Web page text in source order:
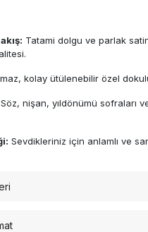
Tatami dolgu ve parlak
kolay ütülenebilir özel
Söz, nişan, yıldönümü sofraları
Sevdikleriniz için anlamlı ve